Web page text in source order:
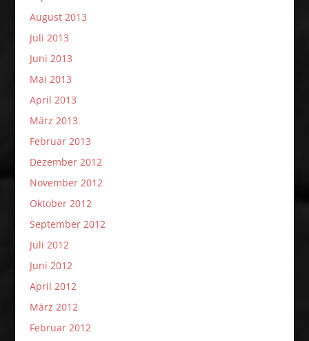
August 2013
Juli 2013
Juni 2013
Mai 2013
April 2013
März 2013
Februar 2013
Dezember 2012
November 2012
Oktober 2012
September 2012
Juli 2012
Juni 2012
April 2012
März 2012
Februar 2012